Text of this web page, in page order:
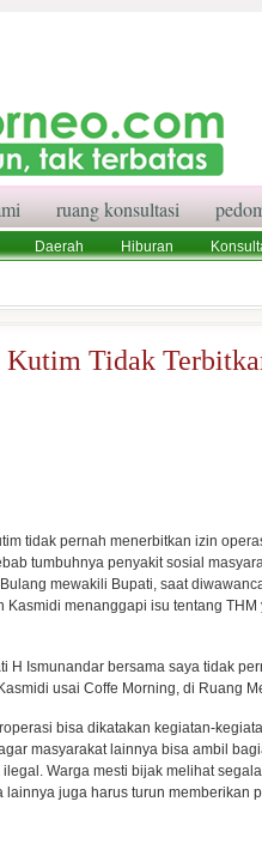
ruang konsultasi
Daerah Hiburan
Kutim Tidak
tidak pernah menerbitkan izin
tumbuhnya penyakit sosial
mewakili Bupati, saat
Kasmidi menanggapi isu tentang
H Ismunandar bersama saya tidak
usai Coffe Morning, di Ruang
bisa dikatakan kegiatan-
masyarakat lainnya bisa ambil
Warga mesti bijak melihat
lainnya juga harus turun memberikan